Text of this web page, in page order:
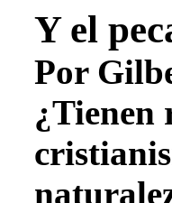
Y el
Por
¿Tienen